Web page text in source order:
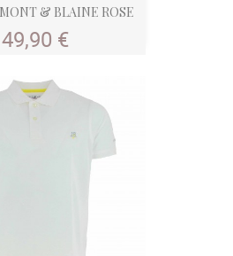
& BLAINE ROSE
Prix
49,90 €